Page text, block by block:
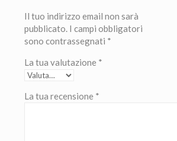
Il tuo indirizzo email non sarà
pubblicato. I campi obbligatori
sono contrassegnati *
La tua valutazione *
La tua recensione *